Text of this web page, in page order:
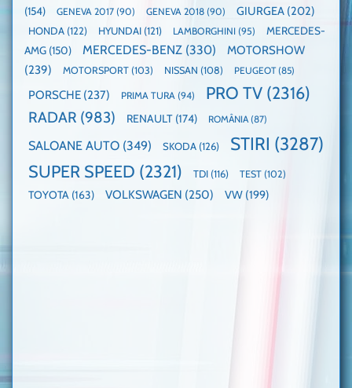
(154)
GENEVA 2017 (90) GENEVA 2018 (90) GIURGEA (202)
HONDA (122) HYUNDAI (121) LAMBORGHINI (95)
MERCEDES-
AMG (150) MERCEDES-BENZ (330)
MOTORSHOW
(239)
MOTORSPORT (103) NISSAN (108) PEUGEOT(85)
PORSCHE (237) PRIMA TURA (94) PRO TV (2316)
RADAR (983) RENAULT (174) ROMÂNIA(87)
SALOANE AUTO (349) SKODA (126) STIRI (3287)
SUPER SPEED (2321) TDI (116) TEST (102)
TOYOTA (163) VOLKSWAGEN (250) VW (199)